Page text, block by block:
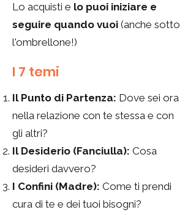
Lo acquisti e lo puoi iniziare e
seguire quando vuoi (anche sotto
l'ombrellone!)
I 7 temi
Il Punto di Partenza: Dove sei ora
nella relazione con te stessa e con
gli altri?
Il Desiderio (Fanciulla): Cosa
desideri davvero?
I Confini (Madre): Come ti prendi
cura di te e dei tuoi bisogni?